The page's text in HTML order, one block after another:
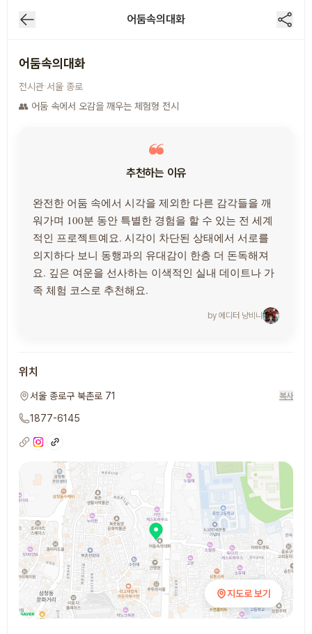
어둠속의대화 /2
어둠속의대화
어둠속의대화
전시관·서울 종로
👥 어둠 속에서 오감을 깨우는 체험형 전시
추천하는 이유
완전한 어둠 속에서 시각을 제외한 다른 감각들을 깨
워가며 100분 동안 특별한 경험을 할 수 있는 전 세계
적인 프로젝트예요. 시각이 차단된 상태에서 서로를
의지하다 보니 동행과의 유대감이 한층 더 돈독해져
요. 깊은 여운을 선사하는 이색적인 실내 데이트나 가
족 체험 코스로 추천해요.
by 에디터 냥비니
위치
서울 종로구 북촌로 71 복사
1877-6145
지도로 보기